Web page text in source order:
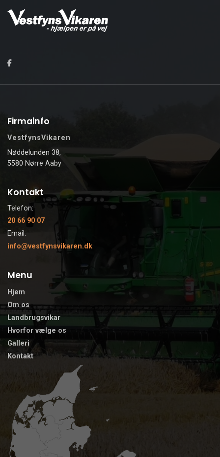
Firmainfo
VestfynsVikaren
Nøddelunden 38,
5580 Nørre Aaby
Kontakt
Telefon:
20 66 90 07
Email:
info@vestfynsvikaren.dk
Menu
Hjem
Om os
Landbrugsvikar
Hvorfor vælge os
Galleri
Kontakt